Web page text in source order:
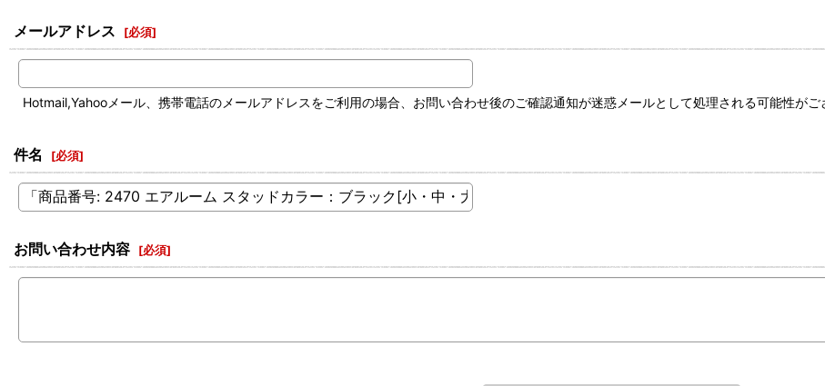
メールアドレス [必須]
Hotmail,Yahooメール、携帯電話のメールアドレスをご利用の場合、お問い合わせ後のご確認通知が迷惑メールとして処理される可能性が
件名 [必須]
お問い合わせ内容 [必須]